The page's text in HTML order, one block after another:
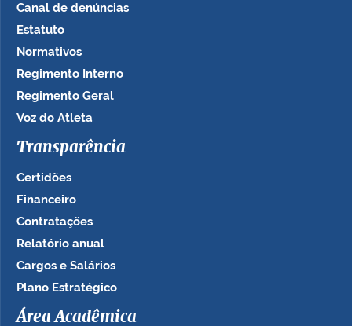
Canal de denúncias
Estatuto
Normativos
Regimento Interno
Regimento Geral
Voz do Atleta
Transparência
Certidões
Financeiro
Contratações
Relatório anual
Cargos e Salários
Plano Estratégico
Área Acadêmica